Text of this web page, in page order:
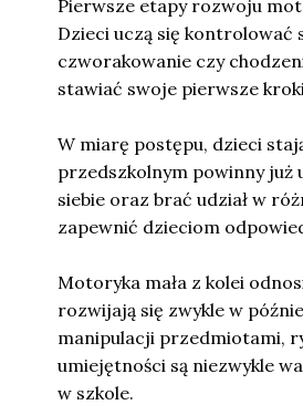
Pierwsze etapy rozwoju
Dzieci uczą się kontrolować
czworakowanie czy
stawiać swoje pierwsze
W miarę postępu, dzieci
przedszkolnym powinny już
siebie oraz brać udział w
zapewnić dzieciom
Motoryka mała z kolei
rozwijają się zwykle w
manipulacji przedmiotami,
umiejętności są niezwykle
w szkole.